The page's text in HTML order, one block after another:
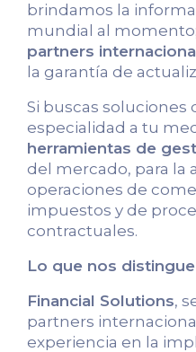
brindamos la
mundial al
partners
la garantía de
Si buscas soluciones
especialidad a tu
herramientas de
del mercado, para la
operaciones de
impuestos y de
contractuales.
Lo que nos distingue
Financial Solutions,
partners
experiencia en la